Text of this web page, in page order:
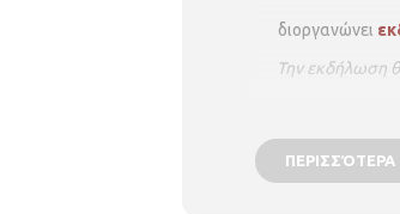
διοργανώνει
Την εκδήλωση
Διάρκεια
ΠΕΡΙΣΣΌΤΕΡΑ